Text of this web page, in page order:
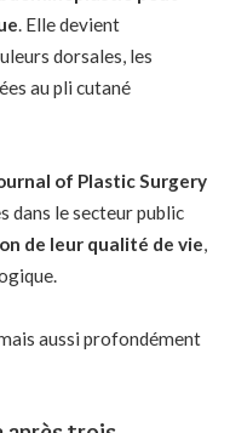
. Elle devient
dorsales, les
au pli cutané
of Plastic Surgery
dans le secteur public
de leur qualité de vie,
aussi profondément